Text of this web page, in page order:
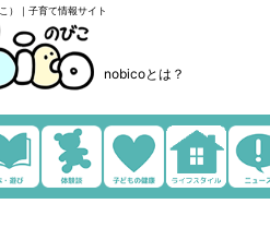
）｜子育て情報サイト
nobicoとは？